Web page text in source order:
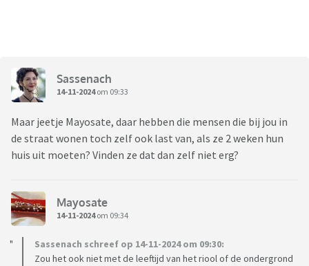
Sassenach
14-11-2024om 09:33
Maar jeetje Mayosate, daar hebben die mensen die bij jou in
de straat wonen toch zelf ook last van, als ze 2 weken hun
huis uit moeten? Vinden ze dat dan zelf niet erg?
Mayosate
14-11-2024om 09:34
Sassenach schreef op 14-11-2024 om 09:30:
Zou het ook niet met de leeftijd van het riool of de ondergrond